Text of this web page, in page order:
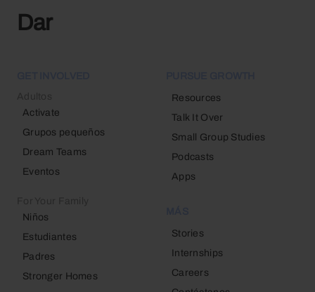
Dar
Activate
Grupos pequeños
Dream Teams
Eventos
Niños
Estudiantes
Padres
Stronger Homes
Resources
Talk It Over
Small Group Studies
Podcasts
Apps
Stories
Internships
Careers